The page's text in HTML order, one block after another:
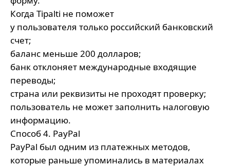
Когда Tipalti не поможет
у пользователя только российский банковский
счет;
баланс меньше 200 долларов;
банк отклоняет международные входящие
переводы;
страна или реквизиты не проходят проверку;
пользователь не может заполнить налоговую
информацию.
Способ 4. PayPal
PayPal был одним из платежных методов,
которые раньше упоминались в материалах